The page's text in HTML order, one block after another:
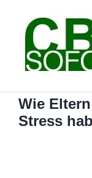
springen
Wie
Stress